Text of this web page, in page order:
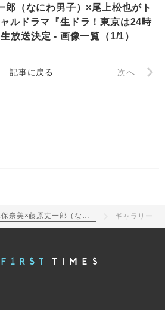
郎（なにわ男子）×尾上松也がト
ルドラマ『生ドラ！東京は24時
放送決定 - 画像一覧（1/1）
記事に戻る 次へ
鈴木保奈美×藤原丈一郎（なにわ男子）×尾上松也がトリプル主演！スペシャルドラマ『生ドラ！東京は24時 – Starting Over -』生放送決定 ギャラリー